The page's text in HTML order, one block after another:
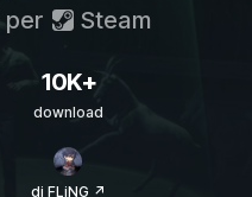
per Steam
10K+
download
di FLiNG ↗